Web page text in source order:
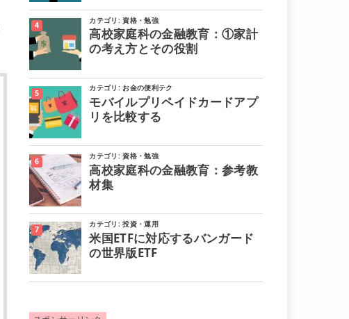
カテゴリ:資格・勉強
高校家庭科の金融教育：①家計
の考え方とその役割
カテゴリ:お金の便利テク
モバイルプリペイドカードアプ
リを比較する
カテゴリ:資格・勉強
高校家庭科の金融教育：参考教
材集
カテゴリ:投資・運用
米国ETFに対応するバンガード
の世界版ETF